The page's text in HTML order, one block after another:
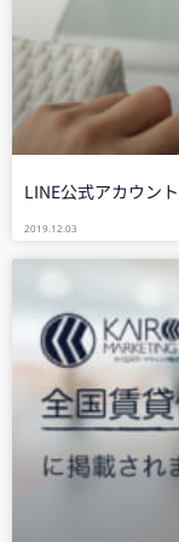
LINE公式アカウン
2019.12.03